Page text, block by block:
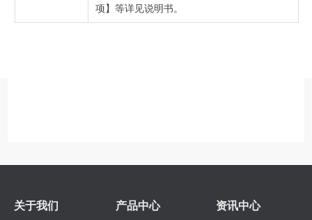
项】等详见说明书。
关于我们 产品中心 资讯中心